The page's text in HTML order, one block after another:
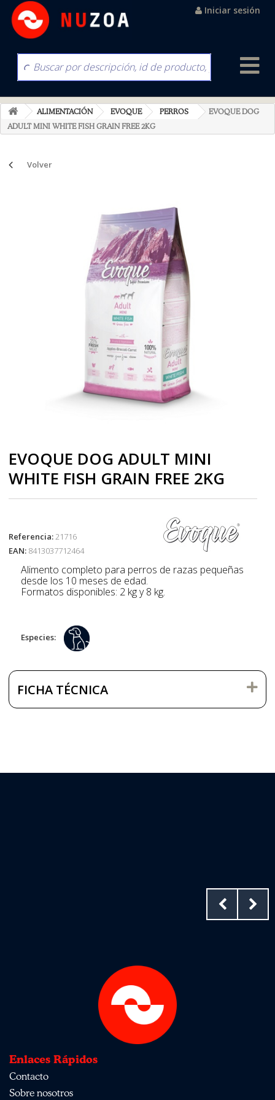
Iniciar sesión
ALIMENTACIÓN EVOQUE PERROS
EVOQUE DOG
ADULT MINI WHITE FISH GRAIN FREE 2KG
Volver
EVOQUE DOG ADULT MINI
WHITE FISH GRAIN FREE 2KG
Referencia:21716
EAN: 8413037712464
Alimento completo para perros de razas pequeñas
desde los 10 meses de edad.
Formatos disponibles: 2 kg y 8 kg.
Especies:
FICHA TÉCNICA
Enlaces Rápidos
Contacto
Sobre nosotros